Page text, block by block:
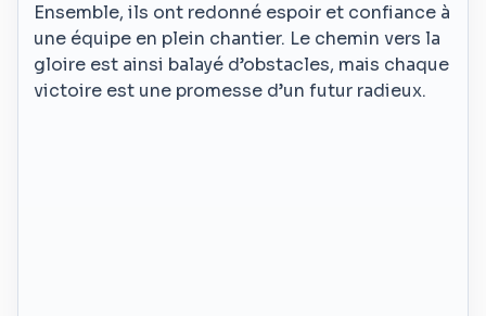
Ensemble, ils ont redonné espoir et confiance à
une équipe en plein chantier. Le chemin vers la
gloire est ainsi balayé d’obstacles, mais chaque
victoire est une promesse d’un futur radieux.